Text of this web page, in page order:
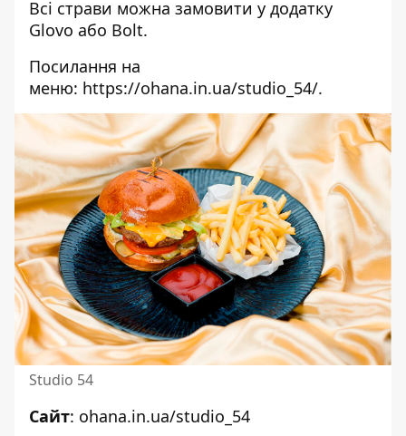
Всі страви можна замовити у додатку
Glovo або Bolt.
Посилання на
меню: https://ohana.in.ua/studio_54/.
Studio 54
Сайт: ohana.in.ua/studio_54